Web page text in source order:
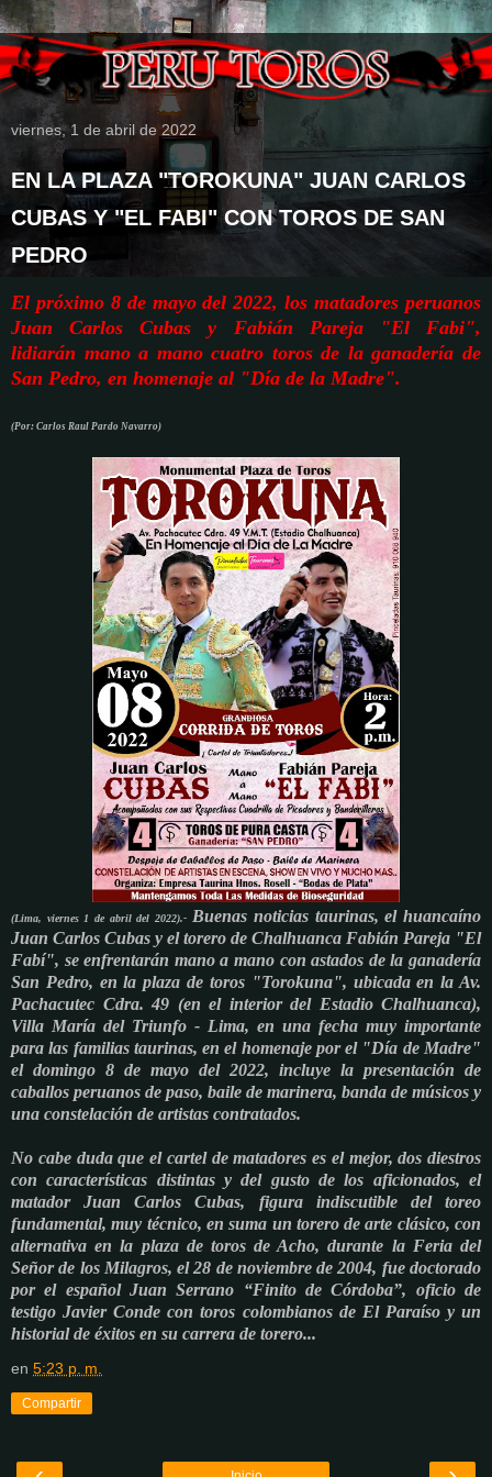
viernes, 1 de abril de 2022
EN LA PLAZA "TOROKUNA" JUAN CARLOS
CUBAS Y "EL FABI" CON TOROS DE SAN
PEDRO
El próximo 8 de mayo del 2022,los matadores peruanos
Juan CarlosCubas y Fabián Pareja "El Fabi",
lidiarán mano a manocuatro toros de la ganadería de
San Pedro, en homenaje al "Día de la Madre".
(Por: Carlos Raul Pardo Navarro)
(Lima, viernes 1 de abril del 2022).- Buenas noticias taurinas, el huancaíno
Juan Carlos Cubas y el torero de Chalhuanca Fabián Pareja "El
Fabí", se enfrentarán mano a mano con astados de la ganadería
San Pedro, en la plaza de toros "Torokuna", ubicada en la Av.
Pachacutec Cdra. 49 (en el interior del Estadio Chalhuanca),
Villa María del Triunfo - Lima, en una fecha muy importante
para las familias taurinas, en el homenaje por el "Día de Madre"
el domingo 8 de mayo del 2022, incluye la presentación de
caballos peruanos de paso, baile de marinera, banda de músicos y
una constelación de artistas contratados.
No cabe duda que el cartel de matadores es el mejor, dos diestros
con características distintas y del gusto de los aficionados, el
matador Juan Carlos Cubas, figura indiscutible del toreo
fundamental, muy técnico, en suma un torero de arte clásico, con
alternativa en la plaza de toros de Acho,durante la Feria del
Señor de los Milagros,el 28 de noviembre de 2004, fue doctorado
por el español Juan Serrano “Finito de Córdoba”, oficio de
testigo Javier Conde con toros colombianos de El Paraíso y un
historial de éxitos en su carrera de torero...
en 5:23 p. m.
Compartir